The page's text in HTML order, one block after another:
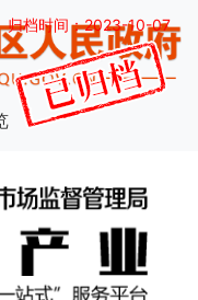
归档时间：2023-10-07